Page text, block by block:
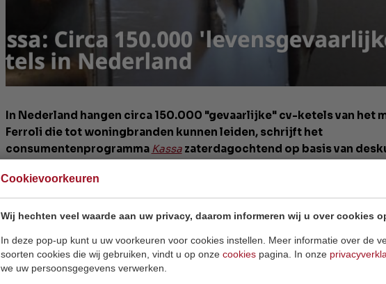
Cookievoorkeuren
Wij hechten veel waarde aan uw privacy, daarom informeren wij u over cookies
In deze pop-up kunt u uw voorkeuren voor cookies instellen. Meer informatie over de
soorten cookies die wij gebruiken, vindt u op onze cookies pagina. In onze
we uw persoonsgegevens verwerken.
In Nederland hangen circa 150.000 "gevaarlijke" cv-ketels van het
Ferroli die tot woningbranden kunnen leiden, schrijft het
consumentenprogramma Kassazaterdagochtend op basis van
Een van de grootste onderhoudsbedrijven, Breman, schat in dat
duizenden toestellen dusdanig oververhit zijn geraakt dat ze zijn
metKassa.
Bron: Nu.nl